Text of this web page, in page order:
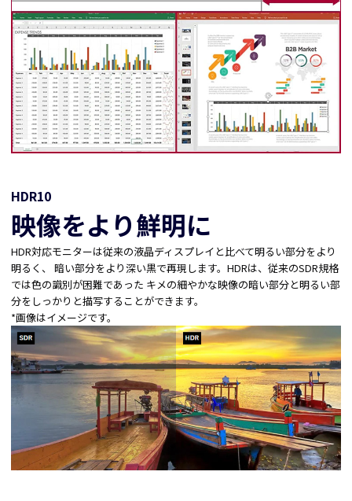
HDR10
映像をより鮮明に
HDR対応モニターは従来の液晶ディスプレイと比べて明るい部分をより
明るく、 暗い部分をより深い黒で再現します。HDRは、従来のSDR規格
では色の識別が困難であった キメの細やかな映像の暗い部分と明るい部
分をしっかりと描写することができます。
*画像はイメージです。